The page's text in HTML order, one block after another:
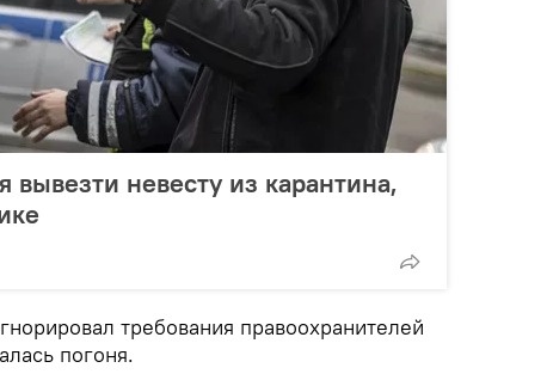
вывезти невесту из карантина,
требования правоохранителей
погоня.